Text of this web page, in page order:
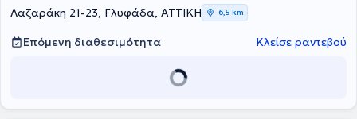
Λαζαράκη 21-23, Γλυφάδα, ΑΤΤΙΚΗ 6,5 km
Επόμενη διαθεσιμότητα Κλείσε ραντεβού